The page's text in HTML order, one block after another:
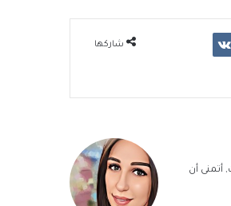
شاركها
لشروط السيو, أعمل بكتابة المحتوى منذ أكثر من 5 سنوات, أتمنى أن